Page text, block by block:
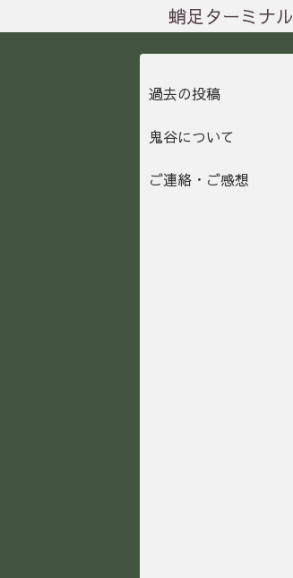
蛸足ターミナル
過去の投稿
鬼谷について
ご連絡・ご感想